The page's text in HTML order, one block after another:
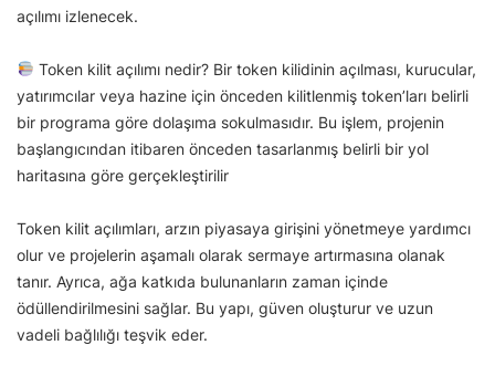
açılımı izlenecek.
Token kilit açılımı nedir? Bir token kilidinin açılması, kurucular,
yatırımcılar veya hazine için önceden kilitlenmiş token’ları belirli
bir programa göre dolaşıma sokulmasıdır. Bu işlem, projenin
başlangıcından itibaren önceden tasarlanmış belirli bir yol
haritasına göre gerçekleştirilir
Token kilit açılımları, arzın piyasaya girişini yönetmeye yardımcı
olur ve projelerin aşamalı olarak sermaye artırmasına olanak
tanır. Ayrıca, ağa katkıda bulunanların zaman içinde
ödüllendirilmesini sağlar. Bu yapı, güven oluşturur ve uzun
vadeli bağlılığı teşvik eder.